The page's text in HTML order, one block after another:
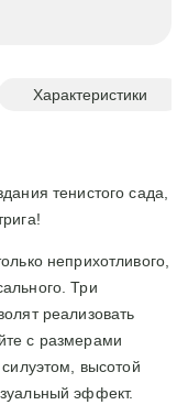
Характеристики
тенистого сада,
неприхотливого,
Три
реализовать
с размерами
высотой
эффект.